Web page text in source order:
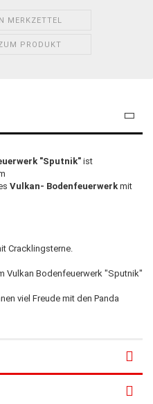
MERKZETTEL
PRODUKT
"Sputnik" ist
Vulkan- Bodenfeuerwerk mit
Cracklingsterne.
Vulkan Bodenfeuerwerk "Sputnik"
viel Freude mit den Panda